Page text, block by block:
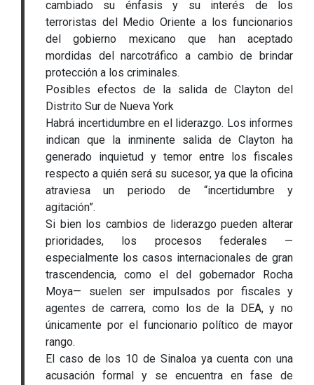
cambiado su énfasis y su interés de los
terroristas del Medio Oriente a los funcionarios
del gobierno mexicano que han aceptado
mordidas del narcotráfico a cambio de brindar
protección a los criminales.
Posibles efectos de la salida de Clayton del
Distrito Sur de Nueva York
Habrá incertidumbre en el liderazgo. Los informes
indican que la inminente salida de Clayton ha
generado inquietud y temor entre los fiscales
respecto a quién será su sucesor, ya que la oficina
atraviesa un periodo de “incertidumbre y
agitación”.
Si bien los cambios de liderazgo pueden alterar
prioridades, los procesos federales —
especialmente los casos internacionales de gran
trascendencia, como el del gobernador Rocha
Moya— suelen ser impulsados por fiscales y
agentes de carrera, como los de la DEA, y no
únicamente por el funcionario político de mayor
rango.
El caso de los 10 de Sinaloa ya cuenta con una
acusación formal y se encuentra en fase de